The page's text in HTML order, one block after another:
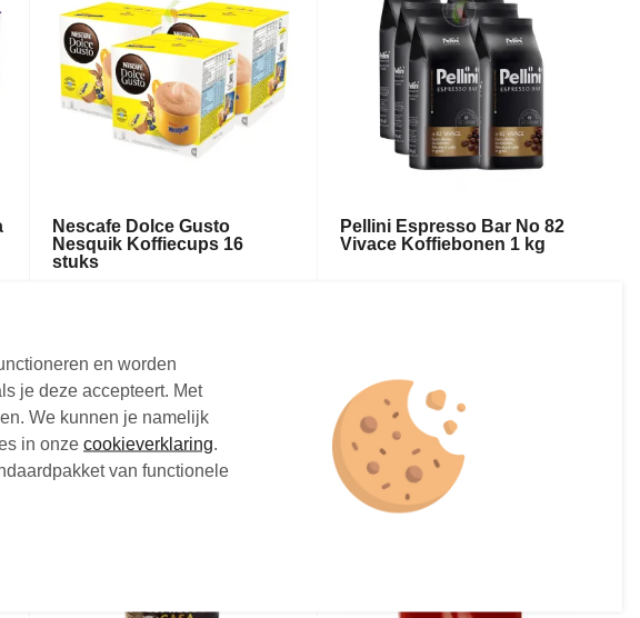
Nescafe Dolce Gusto
Nesquik Koffiecups 16
stuks
Niet op voorraad
Pellini Espresso Bar No 82
Vivace Koffiebonen 1 kg
en worden
je deze accepteert. Met
We kunnen je namelijk
in onze cookieverklaring
van functionele